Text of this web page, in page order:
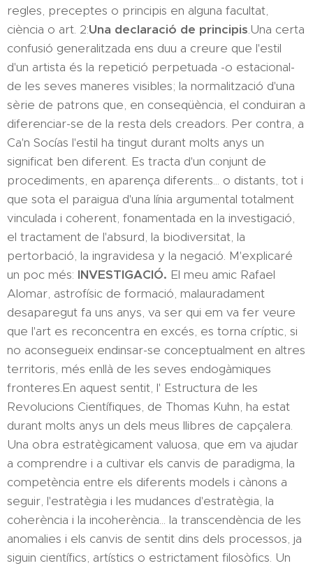
regles, preceptes o principis en alguna facultat,
ciència o art. 2:Una declaració de principis.Una certa
confusió generalitzada ens duu a creure que l'estil
d'un artista és la repetició perpetuada -o estacional-
de les seves maneres visibles; la normalització d'una
sèrie de patrons que, en conseqüència, el conduiran a
diferenciar-se de la resta dels creadors. Per contra, a
Ca'n Socías l'estil ha tingut durant molts anys un
significat ben diferent. Es tracta d'un conjunt de
procediments, en aparença diferents... o distants, tot i
que sota el paraigua d'una línia argumental totalment
vinculada i coherent, fonamentada en la investigació,
el tractament de l'absurd, la biodiversitat, la
pertorbació, la ingravidesa y la negació. M'explicaré
un poc més: INVESTIGACIÓ. El meu amic Rafael
Alomar, astrofísic de formació, malauradament
desaparegut fa uns anys, va ser qui em va fer veure
que l'art es reconcentra en excés, es torna críptic, si
no aconsegueix endinsar-se conceptualment en altres
territoris, més enllà de les seves endogàmiques
fronteres.En aquest sentit, l' Estructura de les
Revolucions Científiques, de Thomas Kuhn, ha estat
durant molts anys un dels meus llibres de capçalera.
Una obra estratègicament valuosa, que em va ajudar
a comprendre i a cultivar els canvis de paradigma, la
competència entre els diferents models i cànons a
seguir, l'estratègia i les mudances d'estratègia, la
coherència i la incoherència... la transcendència de les
anomalies i els canvis de sentit dins dels processos, ja
siguin científics, artístics o estrictament filosòfics. Un